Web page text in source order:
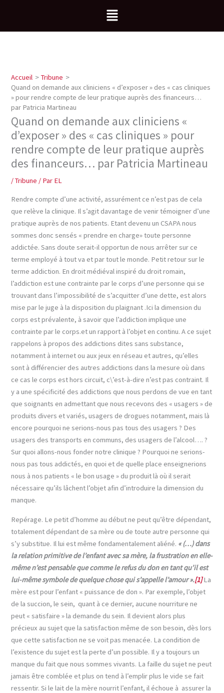
contenu
Menu
Accueil
Tribune
Quand on demande aux cliniciens « d’exposer » des « cas cliniques
» pour rendre compte de leur pratique auprès des financeurs…
par Patricia Martineau
Quand on demande aux cliniciens «
d’exposer » des « cas cliniques » pour
rendre compte de leur pratique auprès
des financeurs… par Patricia Martineau
/Tribune / Par EL
Rendre compte d’une activité, assurément ce n’est pas de cela
que relève la clinique. Il s’agit davantage de venir témoigner d’une
pratique auprès de nos patients. Etant devenu un CSAPA nous
sommes donc sensés « prendre en charge» toute personne
addictée. Sans doute serait-il opportun de nous arrêter sur ce
terme employé à tout va et par tout le monde. Petit retour sur le
terme addiction. En droit médiéval inspiré du droit romain,
l’addiction est une contrainte par le corps d’une personne qui se
trouvant dans l’impossibilité de s’acquitter d’une dette, est alors
mise par le juge à la disposition du plaignant .Ici la dimension du
corps est prévalente, à savoir que l’addiction implique une
contrainte par le corps.et un rapport à l’objet en continu. A ce sujet
rappelons à propos des addictions dites sans substance,
notamment à internet ou aux jeux en réseau et autres, qu’elles
sont à différencier des autres addictions dans la mesure où dans
ce cas le corps est hors circuit, c\’est-à-dire n’est pas contraint. Il
y a une spécificité des addictions que nous perdons de vue en tant
que soignants en admettant que nous recevons des « usagers » de
produits divers et variés, usagers de drogues notamment, mais là
encore pourquoi ne serions-nous pas tous des usagers ? Des
usagers des transports en communs, des usagers de l’alcool…. ?
Sur quoi allons-nous fonder notre clinique ? Pourquoi ne serions-
nous pas tous addictés, en quoi et de quelle place enseignerions
nous à nos patients « le bon usage » du produit là où il serait
nécessaire qu’ils lâchent l’objet afin d’introduire la dimension du
manque.
Repérage. Le petit d’homme au début ne peut qu’être dépendant,
totalement dépendant de sa mère ou de toute autre personne qui
s’y substitue. Il lui est même fondamentalement aliéné. « (…) dans
la relation primitive de l’enfant avec sa mère, la frustration en elle-
même n’est pensable que comme le refus du don en tant qu’il est
lui-même symbole de quelque chose qui s’appelle l’amour ».[1]La
mère est pour l’enfant « puissance de don ». Par exemple, l’objet
de la succion, le sein, quant à ce dernier, aucune nourriture ne
peut « satisfaire » la demande du sein. Il devient alors plus
précieux au sujet que la satisfaction même de son besoin, dès lors
que cette satisfaction ne se voit pas menacée. La condition de
l’existence du sujet est la perte d’un possible. Il y a toujours un
manque du fait que nous sommes vivants. La faille du sujet ne peut
jamais être comblée et plus on tend à l’emplir plus le vide se fait
ressentir. Si le lait de la mère nourrit l’enfant, il échoue à assurer la